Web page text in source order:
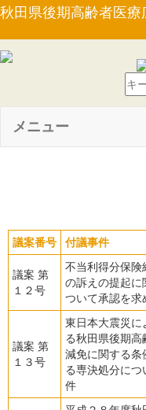
秋田県後期高齢者医療
メニュー
議案番号 付議事件
議案 第
１２号
不当利得分保険
の訴えの提起に
ついて承認を求
議案 第
１３号
東日本大震災に
る秋田県後期
減免に関する条
る専決処分につ
件